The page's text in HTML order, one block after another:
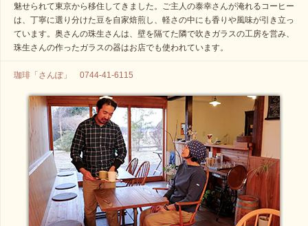
魅せられて東京から移住してきました。ご主人の泰幸さんが淹れるコーヒー
は、丁寧に選り分けた豆を自家焙煎し、軽さの中にも香りや風味が引き立っ
ています。奥さんの珠生さんは、壁を隔てた隣で吹きガラスの工房を営み、
珠生さんの作ったガラスの器はお店でも使われています。
珈琲「さんぽ」 0744-41-6115